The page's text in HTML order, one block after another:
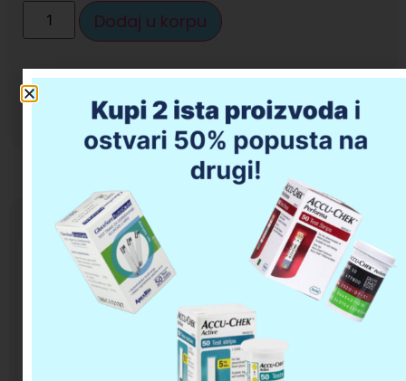
Dodaj u korpu
Da li imate pitanja u vezi kupovine?
LITTMANN CLASSIC III